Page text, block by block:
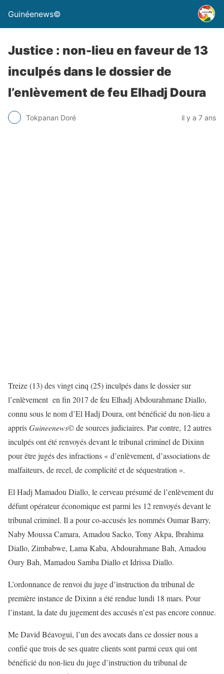
Guinéenews©
Justice : non-lieu en faveur de 13
inculpés dans le dossier de
l’enlèvement de feu Elhadj Doura
Tokpanan Doré il y a 7 ans
Treize (13) des vingt cinq (25) inculpés dans le dossier sur
l’enlèvement en fin 2017 de feu Elhadj Abdourahmane Diallo,
connu sous le nom d’El Hadj Doura, ont bénéficié du non-lieu a
apprisGuineenews© de sources judiciaires. Par contre, 12 autres
inculpés ont été renvoyés devant le tribunal criminel de Dixinn
pour être jugés des infractions « d’enlèvement, d’associations de
malfaiteurs, de recel, de complicité et de séquestration ».
El Hadj Mamadou Diallo, le cerveau présumé de l’enlèvement du
défunt opérateur économique est parmi les 12 renvoyés devant le
tribunal criminel. Il a pour co-accusés les nommés Oumar Barry,
Naby Moussa Camara, Amadou Sacko, Tony Akpa, Ibrahima
Diallo, Zimbabwe, Lama Kaba, Abdourahmane Bah, Amadou
Oury Bah, Mamadou Samba Diallo et Idrissa Diallo.
L’ordonnance de renvoi du juge d’instruction du tribunal de
première instance de Dixinn a été rendue lundi 18 mars. Pour
l’instant, la date du jugement des accusés n’est pas encore connue.
Me David Béavogui, l’un des avocats dans ce dossier nous a
confié que trois de ses quatre clients sont parmi ceux qui ont
bénéficié du non-lieu du juge d’instruction du tribunal de